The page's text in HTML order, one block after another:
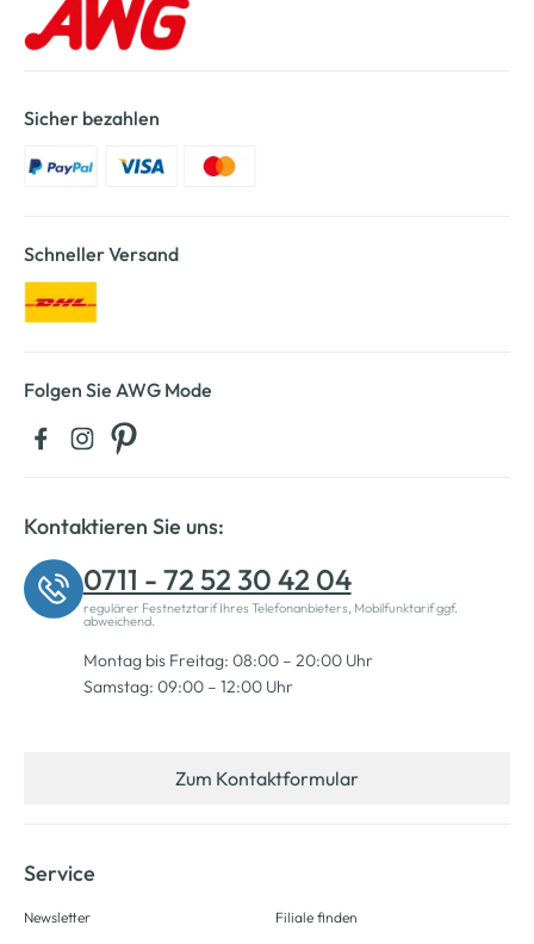
Sicher bezahlen
Schneller Versand
Folgen Sie AWG Mode
Kontaktieren Sie uns:
0711 - 72 52 30 42 04
regulärer Festnetztarif Ihres Telefonanbieters, Mobilfunktarif ggf.
abweichend.
Montag bis Freitag: 08:00 – 20:00 Uhr
Samstag: 09:00 – 12:00 Uhr
Zum Kontaktformular
Service
Newsletter Filiale finden